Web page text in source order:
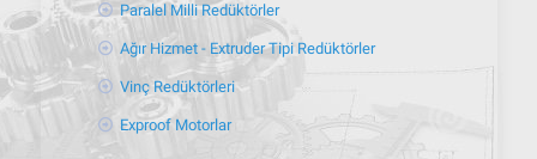
Paralel Milli Redüktörler
Ağır Hizmet - Extruder Tipi Redüktörler
Vinç Redüktörleri
Exproof Motorlar